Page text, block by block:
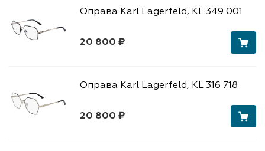
20 800 ₽
Оправа Karl Lagerfeld, KL 349 001
20 800 ₽
Оправа Karl Lagerfeld, KL 316 718